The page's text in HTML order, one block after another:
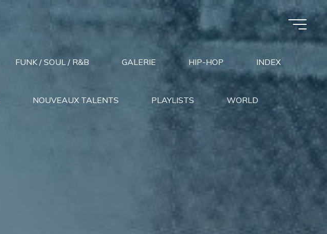
FUNK / SOUL / R&B GALERIE HIP-HOP INDEX
NOUVEAUX TALENTS PLAYLISTS WORLD